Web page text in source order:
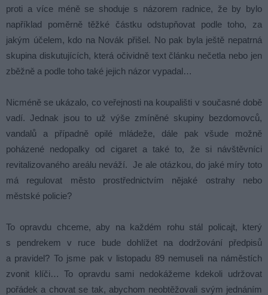
proti a více méně se shoduje s názorem radnice, že by bylo
například poměrně těžké částku odstupňovat podle toho, za
jakým účelem, kdo na Novák přišel. No pak byla ještě nepatrná
skupina diskutujících, která očividně text článku nečetla nebo jen
zběžně a podle toho také jejich názor vypadal…
Nicméně se ukázalo, co veřejnosti na koupališti v současné době
vadí. Jednak jsou to už výše zmíněné skupiny bezdomovců,
vandalů a případně opilé mládeže, dále pak všude možně
poházené nedopalky od cigaret a také to, že si návštěvníci
revitalizovaného areálu neváží. Je ale otázkou, do jaké míry toto
má regulovat město prostřednictvím nějaké ostrahy nebo
městské policie?
To opravdu chceme, aby na každém rohu stál policajt, který
s pendrekem v ruce bude dohlížet na dodržování předpisů
a pravidel? To jsme pak v listopadu 89 nemuseli na náměstích
zvonit klíči… To opravdu sami nedokážeme kdekoli udržovat
pořádek a chovat se tak, abychom neobtěžovali svým jednáním